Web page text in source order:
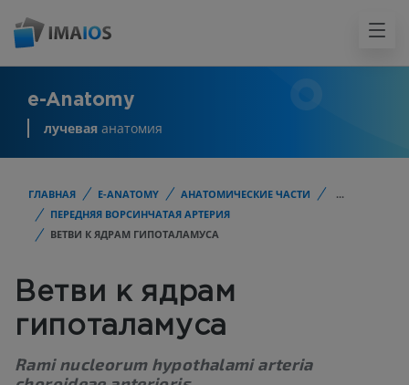
e-Anatomy
лучевая анатомия
ГЛАВНАЯ E-ANATOMY АНАТОМИЧЕСКИЕ ЧАСТИ
...
ПЕРЕДНЯЯ ВОРСИНЧАТАЯ АРТЕРИЯ
ВЕТВИ К ЯДРАМ ГИПОТАЛАМУСА
Ветви к ядрам
гипоталамуса
Rami nucleorum hypothalami arteria